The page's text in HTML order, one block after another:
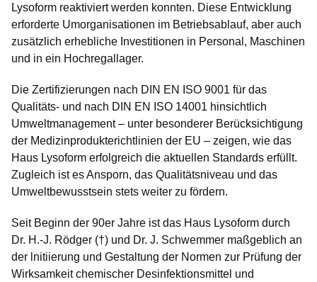
Lysoform reaktiviert werden konnten. Diese Entwicklung
erforderte Umorganisationen im Betriebsablauf, aber auch
zusätzlich erhebliche Investitionen in Personal, Maschinen
und in ein Hochregallager.
Die Zertifizierungen nach DIN EN ISO 9001 für das
Qualitäts- und nach DIN EN ISO 14001 hinsichtlich
Umweltmanagement – unter besonderer Berücksichtigung
der Medizinprodukterichtlinien der EU – zeigen, wie das
Haus Lysoform erfolgreich die aktuellen Standards erfüllt.
Zugleich ist es Ansporn, das Qualitätsniveau und das
Umweltbewusstsein stets weiter zu fördern.
Seit Beginn der 90er Jahre ist das Haus Lysoform durch
Dr. H.-J. Rödger (†) und Dr. J. Schwemmer maßgeblich an
der lnitiierung und Gestaltung der Normen zur Prüfung der
Wirksamkeit chemischer Desinfektionsmittel und